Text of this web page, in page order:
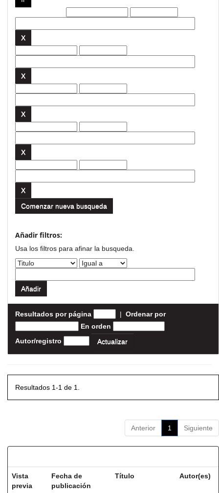
Comenzar nueva busqueda
Añadir filtros:
Usa los filtros para afinar la busqueda.
Resultados por página | Ordenar por
En orden
Autor/registro
Resultados 1-1 de 1.
Anterior 1 Siguiente
Vista
previa
Fecha de
publicación
Título Autor(es)